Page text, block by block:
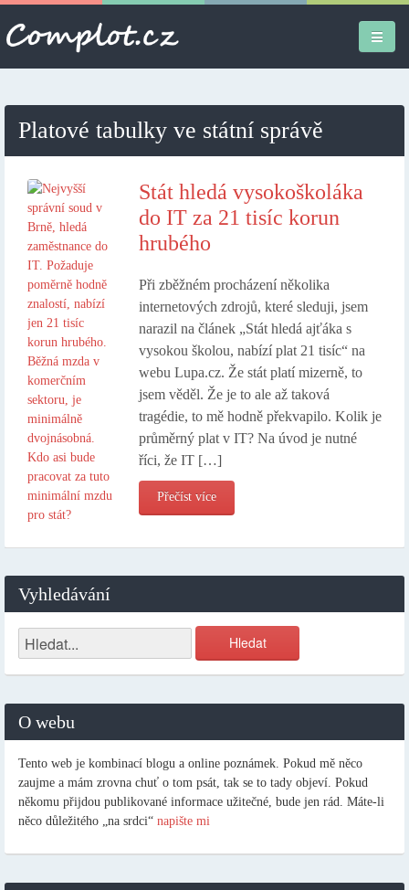
Různé
Osobní
Apple iPad
Práce
Platové tabulky ve státní správě
Stát hledá vysokoškoláka
do IT za 21 tisíc korun
hrubého
Při zběžném procházení několika
internetových zdrojů, které sleduji, jsem
narazil na článek „Stát hledá ajťáka s
vysokou školou, nabízí plat 21 tisíc“ na
webu Lupa.cz. Že stát platí mizerně, to
jsem věděl. Že je to ale až taková
tragédie, to mě hodně překvapilo. Kolik je
průměrný plat v IT? Na úvod je nutné
říci, že IT […]
Přečíst více
Vyhledávání
O webu
Tento web je kombinací blogu a online poznámek. Pokud mě něco
zaujme a mám zrovna chuť o tom psát, tak se to tady objeví. Pokud
někomu přijdou publikované informace užitečné, bude jen rád. Máte-li
něco důležitého „na srdci“ napište mi